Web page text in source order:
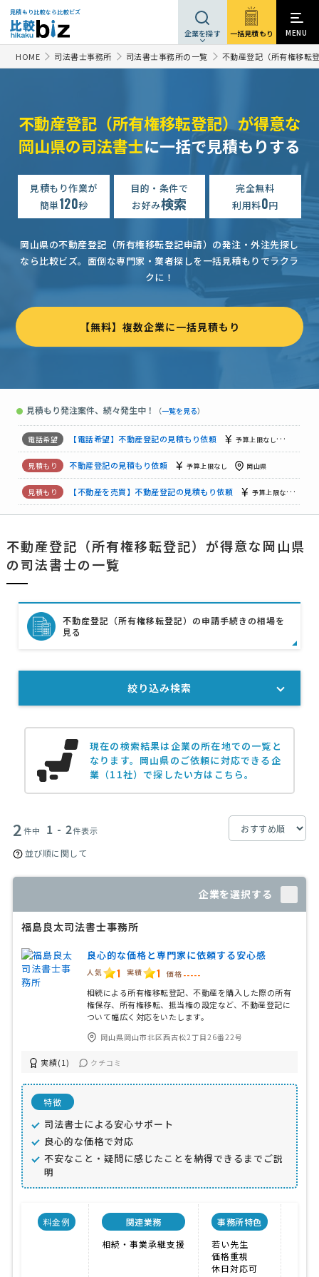
見積もり比較なら比較ビズ
企業を探す 一括見積もり MENU
HOME 司法書士事務所 司法書士事務所の一覧 不動産登記（所有権移転
不動産登記（所有権移転登記）が得意な
岡山県の司法書士に一括で見積もりする
見積もり作業が
簡単120秒
目的・条件で
お好み検索
完全無料
利用料0円
岡山県の不動産登記（所有権移転登記申請）の発注・外注先探し
なら比較ビズ。 面倒な専門家・業者探しを一括見積もりでラクラ
クに！
【無料】複数企業に一括見積もり
● 見積もり発注案件、続々発生中！ （一覧を見る）
不動産登記の見積もり依頼 予算上限なし 岡山県
【電話希望】不動産登記の見積もり依頼 予算上限なし 岡山県
不動産登記の見積もり依頼 岡山県
【所有者変更】の見積もり依頼 相談して決めたい
【岡山県内の司法書士様】【所有固定資産の住所変更】の提案・見積もり依頼
不動産登記の見積もり依頼 50万円まで 岡山県
不動産登記の見積もり依頼 予算上限なし
不動産登記の見積もり依頼 予算上限なし 岡山県
不動産登記の見積もり依頼 予算上限なし
【電話希望】不動産登記の見積もり依頼 予算上限なし
不動産登記の見積もり依頼 予算上限なし 岡山県
【不動産を売買】不動産登記の見積もり依頼 予算上限なし
【所有者変更】の見積もり依頼
【岡山県内の司法書士様】【所有固定資産の住所変更】の提案・見積もり依頼
不動産登記（所有権移転登記）が得意な岡山県
の司法書士の一覧
現在の検索結果は企業の所在地での一覧と
なります。 岡山県のご依頼に対応できる企
業（11社）で探したい方はこちら。
2件中 1 - 2件表示
並び順に関して
企業を選択する
福島良太司法書士事務所
良心的な価格と専門家に依頼する安心感
人気 1 実績 1 価格 -----
相続による所有権移転登記、不動産を購入した際の所有
権保存、所有権移転、抵当権の設定など、不動産登記に
ついて幅広く対応をいたします。
岡山県岡山市北区西古松2丁目26番22号
実績(1) クチコミ
特徴
司法書士による安心サポート
良心的な価格で対応
不安なこと・疑問に感じたことを納得できるまでご説
明
料金例
関連業務
相続・事業承継支援
事務所特色
若い先生
価格重視
休日対応可
不動産登記（所有権移転登記）の申請手続きの相場を
見る
絞り込み検索